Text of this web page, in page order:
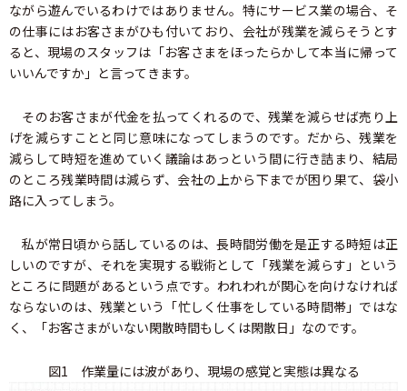
ながら遊んでいるわけではありません。特にサービス業の場合、そ
の仕事にはお客さまがひも付いており、会社が残業を減らそうとす
ると、現場のスタッフは「お客さまをほったらかして本当に帰って
いいんですか」と言ってきます。
そのお客さまが代金を払ってくれるので、残業を減らせば売り上
げを減らすことと同じ意味になってしまうのです。だから、残業を
減らして時短を進めていく議論はあっという間に行き詰まり、結局
のところ残業時間は減らず、会社の上から下までが困り果て、袋小
路に入ってしまう。
私が常日頃から話しているのは、長時間労働を是正する時短は正
しいのですが、それを実現する戦術として「残業を減らす」という
ところに問題があるという点です。われわれが関心を向けなければ
ならないのは、残業という「忙しく仕事をしている時間帯」ではな
く、「お客さまがいない閑散時間もしくは閑散日」なのです。
図1 作業量には波があり、現場の感覚と実態は異なる